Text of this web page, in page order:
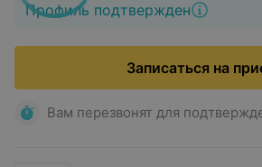
Профиль подтвержден
Записаться на
Вам перезвонят для